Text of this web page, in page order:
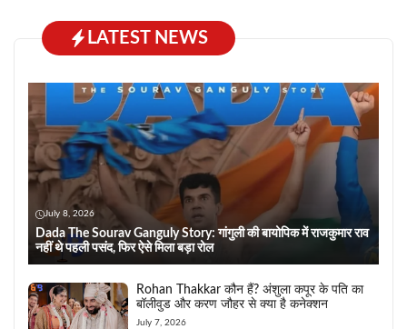
LATEST NEWS
July 8, 2026
Dada The Sourav Ganguly Story: गांगुली की बायोपिक में राजकुमार राव
नहीं थे पहली पसंद, फिर ऐसे मिला बड़ा रोल
Rohan Thakkar कौन हैं? अंशुला कपूर के पति का
बॉलीवुड और करण जौहर से क्या है कनेक्शन
July 7, 2026